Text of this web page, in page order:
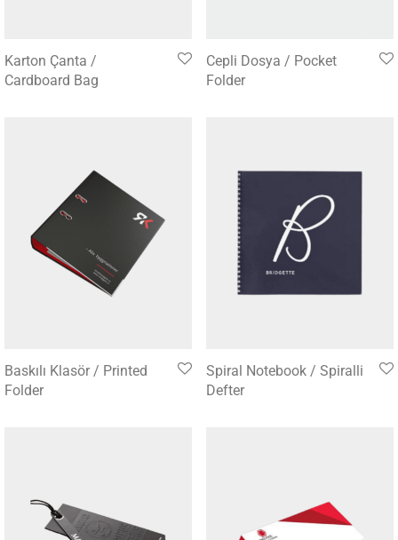
Karton Çanta /
Cardboard Bag
Cepli Dosya / Pocket
Folder
Baskılı Klasör / Printed
Folder
Spiral Notebook / Spiralli
Defter